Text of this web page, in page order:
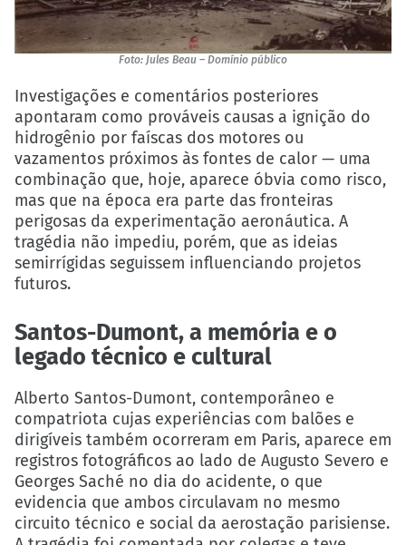
Foto: Jules Beau – Domínio público
Investigações e comentários posteriores
apontaram como prováveis causas a ignição do
hidrogênio por faíscas dos motores ou
vazamentos próximos às fontes de calor — uma
combinação que, hoje, aparece óbvia como risco,
mas que na época era parte das fronteiras
perigosas da experimentação aeronáutica. A
tragédia não impediu, porém, que as ideias
semirrígidas seguissem influenciando projetos
futuros.
Santos-Dumont, a memória e o
legado técnico e cultural
Alberto Santos-Dumont, contemporâneo e
compatriota cujas experiências com balões e
dirigíveis também ocorreram em Paris, aparece em
registros fotográficos ao lado de Augusto Severo e
Georges Saché no dia do acidente, o que
evidencia que ambos circulavam no mesmo
circuito técnico e social da aerostação parisiense.